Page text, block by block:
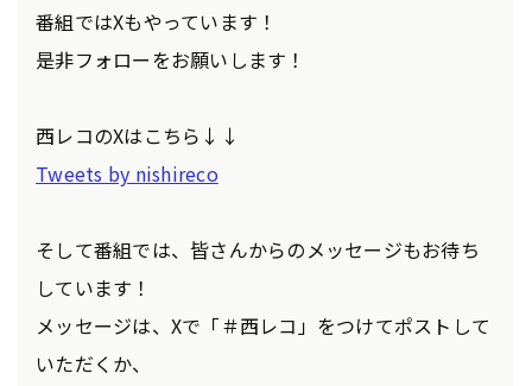
番組ではXもやっています！
是非フォローをお願いします！
西レコのXはこちら↓↓
Tweets by nishireco
そして番組では、皆さんからのメッセージもお待ち
しています！
メッセージは、Xで「＃西レコ」をつけてポストして
いただくか、